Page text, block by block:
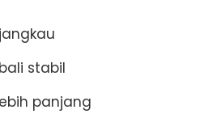
stabil
panjang